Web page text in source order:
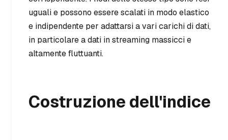
uguali e possono essere scalati in modo elastico
e indipendente per adattarsi a vari carichi di dati,
in particolare a dati in streaming massicci e
altamente fluttuanti.
Costruzione dell'indice